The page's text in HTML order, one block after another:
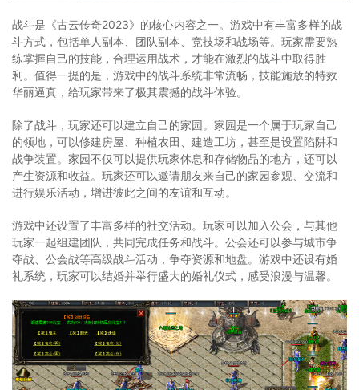
战斗是《古云传奇2023》的核心内容之一。游戏中有丰富多样的战
斗方式，包括单人副本、团队副本、竞技场和战场等。玩家需要熟
练掌握自己的技能，合理运用战术，才能在激烈的战斗中取得胜
利。值得一提的是，游戏中的战斗系统非常流畅，技能施放的特效
华丽逼真，给玩家带来了极其震撼的战斗体验。
除了战斗，玩家还可以建立自己的家园。家园是一个属于玩家自己
的领地，可以修建房屋、种植农田、建造工坊，甚至是设置陷阱和
战争装置。家园不仅可以提供玩家休息和存储物品的地方，还可以
产生资源和收益。玩家还可以邀请朋友来自己的家园参观、交流和
进行娱乐活动，增进彼此之间的友谊和互动。
游戏中还设置了丰富多样的社交活动。玩家可以加入公会，与其他
玩家一起组建团队，共同完成任务和战斗。公会还可以参与城市争
夺战、公会战等高级战斗活动，争夺资源和地盘。游戏中还设有婚
礼系统，玩家可以结婚并举行盛大的婚礼仪式，感受浪漫与温馨。